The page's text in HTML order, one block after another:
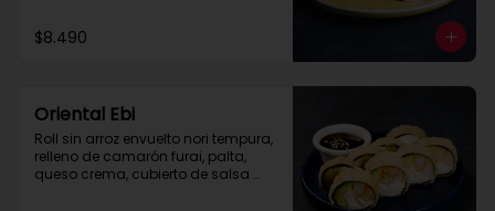
$8.490
Oriental Ebi
Roll sin arroz envuelto nori tempura,
relleno de camarón furai, palta,
queso crema, cubierto de salsa